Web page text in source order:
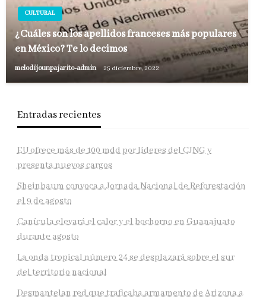
CULTURAL
¿Cuáles son los apellidos franceses más populares
en México? Te lo decimos
melodijounpajarito-admin 25 diciembre, 2022
Entradas recientes
EU ofrece más de 100 mdd por líderes del CJNG y
presenta nuevos cargos
Sheinbaum convoca a Jornada Nacional de Reforestación
el 9 de agosto
Canícula elevará el calor y el bochorno en Guanajuato
durante agosto
La onda tropical número 24 se desplazará sobre el sur
del territorio nacional
Desmantelan red que traficaba armamento de Arizona a